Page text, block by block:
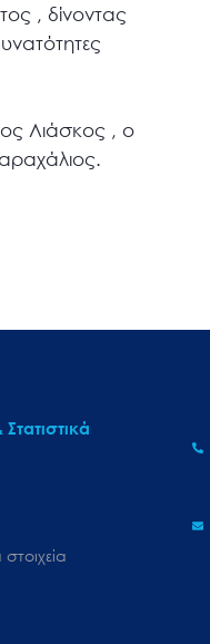
, δίνοντας
Λιάσκος , ο
στοιχεία